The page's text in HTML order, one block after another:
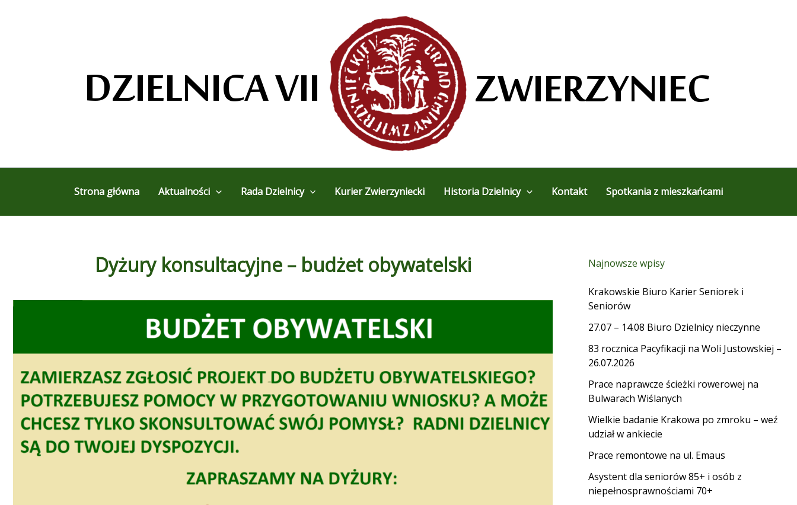
Strona główna Aktualności Rada Dzielnicy Kurier Zwierzyniecki Historia Dzielnicy Kontakt Spotkania z mieszkańcami
Dyżury konsultacyjne – budżet obywatelski Najnowsze wpisy
Krakowskie Biuro Karier Seniorek i
Seniorów
27.07 – 14.08 Biuro Dzielnicy nieczynne
83 rocznica Pacyfikacji na Woli Justowskiej –
26.07.2026
Prace naprawcze ścieżki rowerowej na
Bulwarach Wiślanych
Wielkie badanie Krakowa po zmroku – weź
udział w ankiecie
Prace remontowe na ul. Emaus
Asystent dla seniorów 85+ i osób z
niepełnosprawnościami 70+